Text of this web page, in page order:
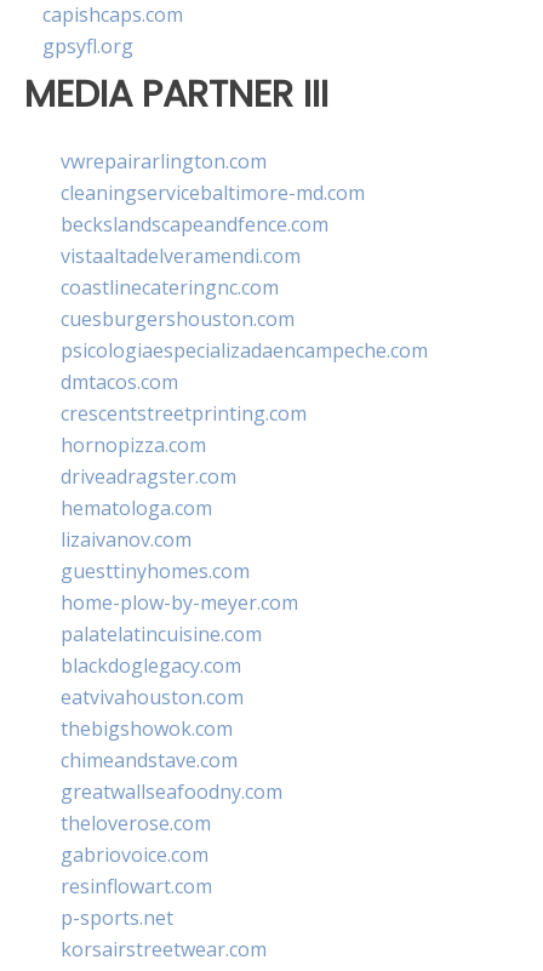
capishcaps.com
gpsyfl.org
MEDIA PARTNER III
vwrepairarlington.com
cleaningservicebaltimore-md.com
beckslandscapeandfence.com
vistaaltadelveramendi.com
coastlinecateringnc.com
cuesburgershouston.com
psicologiaespecializadaencampeche.com
dmtacos.com
crescentstreetprinting.com
hornopizza.com
driveadragster.com
hematologa.com
lizaivanov.com
guesttinyhomes.com
home-plow-by-meyer.com
palatelatincuisine.com
blackdoglegacy.com
eatvivahouston.com
thebigshowok.com
chimeandstave.com
greatwallseafoodny.com
theloverose.com
gabriovoice.com
resinflowart.com
p-sports.net
korsairstreetwear.com